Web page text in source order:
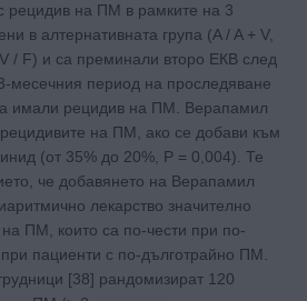
рецидив на ПМ в рамките на 3
в алтернативната група (A / A + V,
/ F) и са преминали второ ЕКВ след
месечния период на проследяване
имали рецидив на ПМ. Верапамил
на ПМ, ако се добави към
(от 35% до 20%, Р = 0,004). Те
че добавянето на Верапамил
лекарство значително
ПМ, които са по-чести при по-
пациенти с по-дълготрайно ПМ.
[38] рандомизират 120